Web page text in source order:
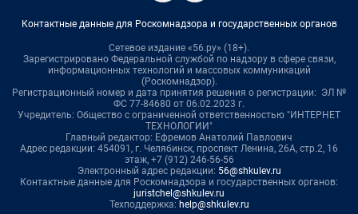
Контактные данные для Роскомнадзора и государственных органов
Сетевое издание «56.ру» (18+).
Зарегистрировано Федеральной службой по надзору в сфере связи,
информационных технологий и массовых коммуникаций
(Роскомнадзор).
Регистрационный номер и дата принятия решения о регистрации: ЭЛ №
ФС 77-84680 от 06.02.2023 г.
Учредитель: Общество с ограниченной ответственностью "ИНТЕРНЕТ
ТЕХНОЛОГИИ"
Главный редактор: Ефремов Анатолий Павлович
Адрес редакции: 454091, г. Челябинск, проспект Ленина, 26А, стр.2, 16
этаж, +7 (912) 246-56-56
Электронный адрес редакции: 56@shkulev.ru
Контактные данные для Роскомнадзора и государственных органов:
juristchel@shkulev.ru
Техподдержка: help@shkulev.ru